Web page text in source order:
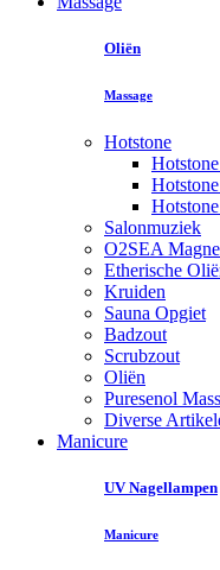
Oliën
Massage
Hotstone
Salonmuziek
O2SEA
Etherische
Kruiden
Sauna Opgiet
Badzout
Scrubzout
Oliën
Puresenol
Diverse
Manicure
UV Nagellampen
Manicure